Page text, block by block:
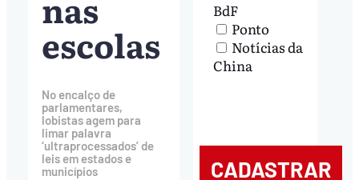
escolas
No encalço de
parlamentares,
lobistas agem para
limar palavra
‘ultraprocessados’ de
leis em estados e
municípios
BdF
Ponto
Notícias da
China